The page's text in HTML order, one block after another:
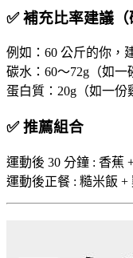
✅ 補充比率建議（
例如：60 公斤的你，
碳水：60～72g（如一
蛋白質：20g（如一份
✅ 推薦組合
運動後 30 分鐘 : 香蕉
運動後正餐 : 糙米飯 +